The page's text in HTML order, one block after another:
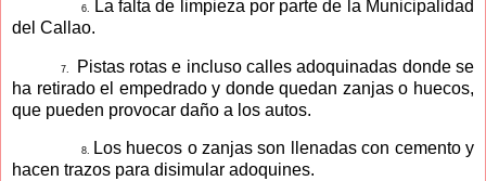
6.
La falta de limpieza por parte de la Municipalidad
del Callao.
7.
Pistas rotas e incluso calles adoquinadas donde se
ha retirado el empedrado y donde quedan zanjas o huecos,
que pueden provocar daño a los autos.
8. Los huecos o zanjas son llenadas con cemento y
hacen trazos para disimular adoquines.